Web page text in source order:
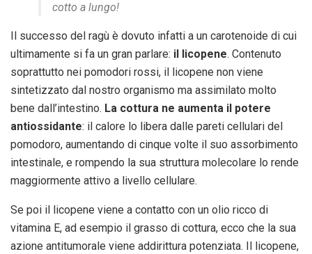
cotto a lungo!
Il successo del ragù è dovuto infatti a un carotenoide di cui
ultimamente si fa un gran parlare: il licopene. Contenuto
soprattutto nei pomodori rossi, il licopene non viene
sintetizzato dal nostro organismo ma assimilato molto
bene dall’intestino. La cottura ne aumenta il potere
antiossidante: il calore lo libera dalle pareti cellulari del
pomodoro, aumentando di cinque volte il suo assorbimento
intestinale, e rompendo la sua struttura molecolare lo rende
maggiormente attivo a livello cellulare.
Se poi il licopene viene a contatto con un olio ricco di
vitamina E, ad esempio il grasso di cottura, ecco che la sua
azione antitumorale viene addirittura potenziata. Il licopene,